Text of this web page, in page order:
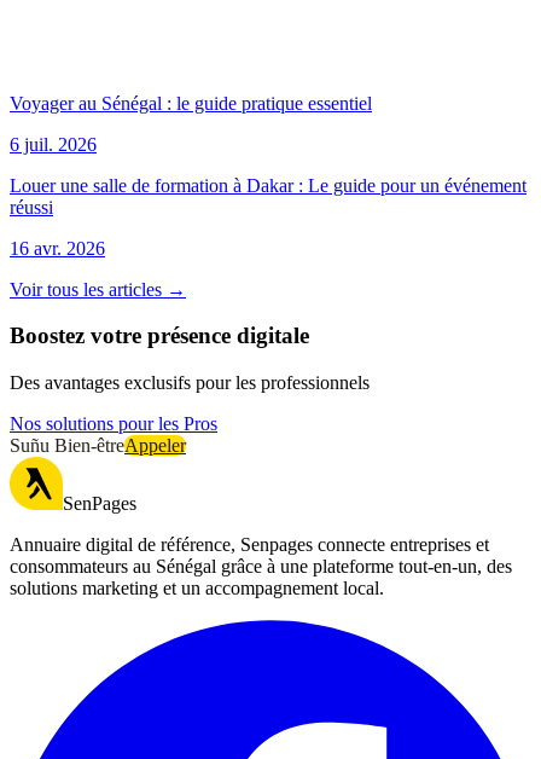
Voyager au Sénégal : le guide pratique essentiel
6 juil. 2026
Louer une salle de formation à Dakar : Le guide pour un événement
réussi
16 avr. 2026
Voir tous les articles →
Boostez votre présence digitale
Des avantages exclusifs pour les professionnels
Nos solutions pour les Pros
Suñu Bien-êtreAppeler
SenPages
Annuaire digital de référence, Senpages connecte entreprises et
consommateurs au Sénégal grâce à une plateforme tout-en-un, des
solutions marketing et un accompagnement local.